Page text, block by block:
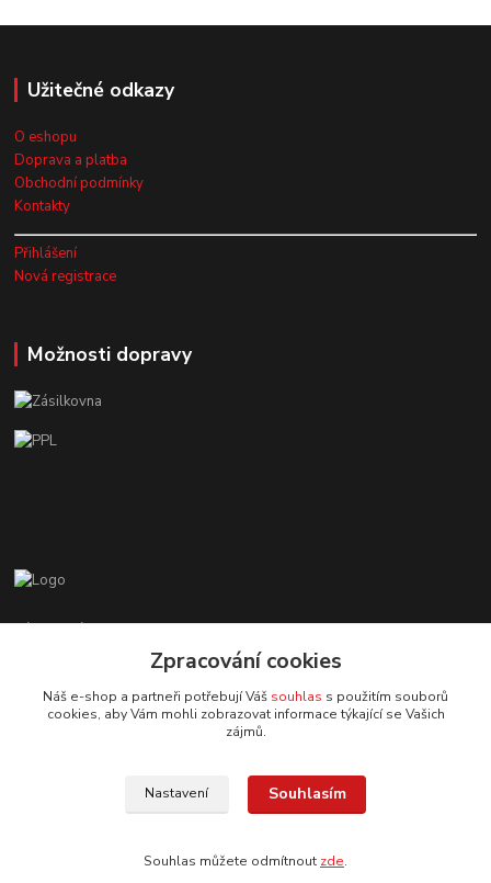
Užitečné odkazy
O eshopu
Doprava a platba
Obchodní podmínky
Kontakty
Přihlášení
Nová registrace
Možnosti dopravy
Zákaznická podpora EshopMB.cz
+420 606 622 002
eshopmb@seznam.cz
© Copyright 2024 Martha Black
Zpracování cookies
Náš e-shop a partneři potřebují Váš souhlas s použitím souborů
cookies, aby Vám mohli zobrazovat informace týkající se Vašich
zájmů.
Nastavení Souhlasím
Souhlas můžete odmítnout zde.